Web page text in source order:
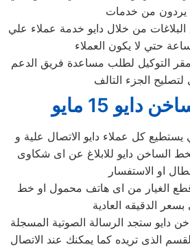
البلاغات من خلال دايو خدمة عملاء علي
التوكيل لطلب مساعدة فريق الدعم
دايو 15 مايو
كل عملاء دايو الاتصال علية و
الساخن دايو للابلاغ عن اى شكاوى
او الاستفسار
الدقيقه العادية
الذى تريده كما يمكنك عند الاتصال